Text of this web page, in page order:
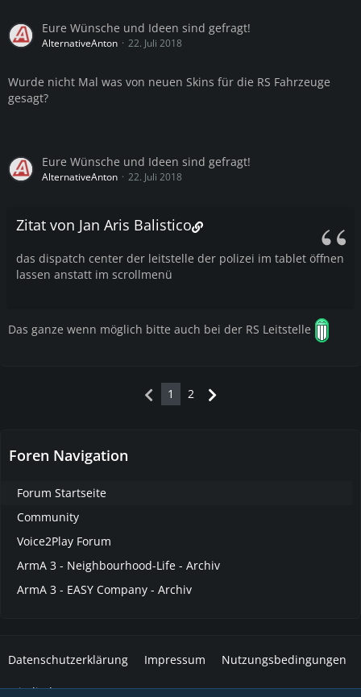
Eure Wünsche und Ideen sind gefragt!
AlternativeAnton 22. Juli 2018
Wurde nicht Mal was von neuen Skins für die RS Fahrzeuge
gesagt?
Eure Wünsche und Ideen sind gefragt!
AlternativeAnton 22. Juli 2018
Zitat von Jan Aris Balistico
das dispatch center der leitstelle der polizei im tablet öffnen
lassen anstatt im scrollmenü
Das ganze wenn möglich bitte auch bei der RS Leitstelle
1 2
Foren Navigation
Forum Startseite
Community
Voice2Play Forum
ArmA 3 - Neighbourhood-Life - Archiv
ArmA 3 - EASY Company - Archiv
Datenschutzerklärung Impressum Nutzungsbedingungen
Mitglieder